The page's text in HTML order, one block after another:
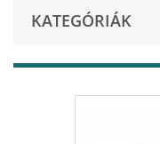
KATEGÓRIÁK